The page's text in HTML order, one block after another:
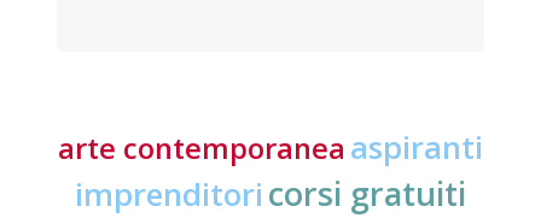
arte contemporanea aspiranti
imprenditori corsi gratuiti